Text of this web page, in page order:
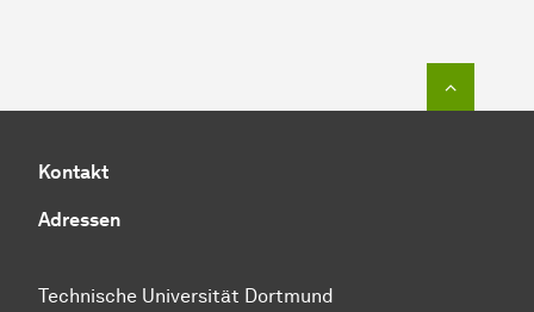
Kontakt
Adressen
Technische Uni­ver­si­tät Dort­mund